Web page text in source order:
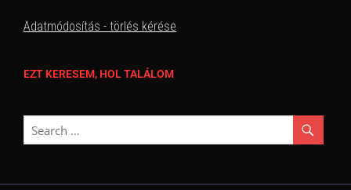
Adatmódosítás - törlés kérése
EZT KERESEM, HOL TALÁLOM